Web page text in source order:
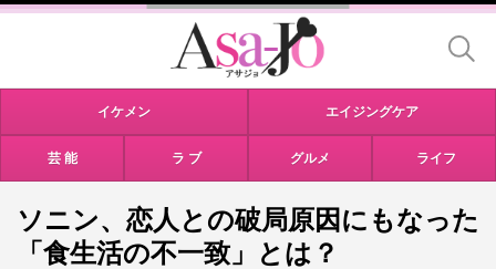
イケメン エイジングケア
芸 能 ラ ブ グルメ ライフ
ソニン、恋人との破局原因にもなった
「食生活の不一致」とは？